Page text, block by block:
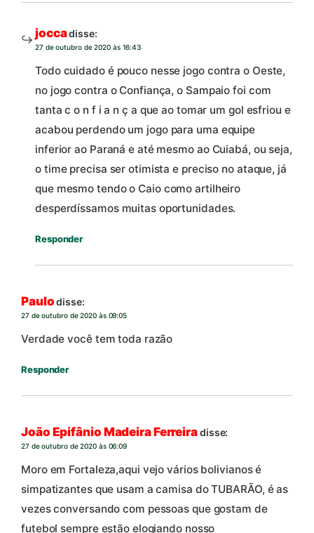
joccadisse:
27 de outubro de 2020 às 16:43
Todo cuidado é pouco nesse jogo contra o Oeste,
no jogo contra o Confiança, o Sampaio foi com
tanta c o n f i a n ç a que ao tomar um gol esfriou e
acabou perdendo um jogo para uma equipe
inferior ao Paraná e até mesmo ao Cuiabá, ou seja,
o time precisa ser otimista e preciso no ataque, já
que mesmo tendo o Caio como artilheiro
desperdíssamos muitas oportunidades.
Responder
Paulo disse:
27 de outubro de 2020 às 09:05
Verdade você tem toda razão
Responder
João Epifânio Madeira Ferreiradisse:
27 de outubro de 2020 às 06:09
Moro em Fortaleza,aqui vejo vários bolivianos é
simpatizantes que usam a camisa do TUBARÃO, é as
vezes conversando com pessoas que gostam de
futebol sempre estão elogiando nosso